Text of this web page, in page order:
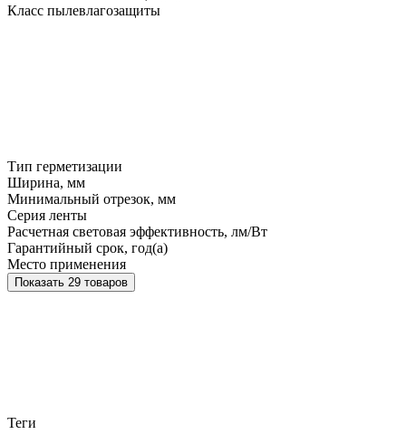
Класс пылевлагозащиты
Тип герметизации
Ширина, мм
Минимальный отрезок, мм
Серия ленты
Расчетная световая эффективность, лм/Вт
Гарантийный срок, год(а)
Место применения
Показать 29 товаров
Теги